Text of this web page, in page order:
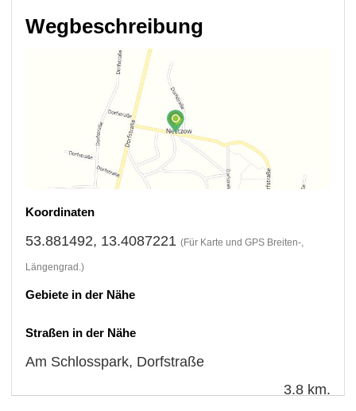
Wegbeschreibung
Koordinaten
53.881492, 13.4087221 (Für Karte und GPS Breiten-,
Längengrad.)
Gebiete in der Nähe
Straßen in der Nähe
Am Schlosspark, Dorfstraße
3.8 km.